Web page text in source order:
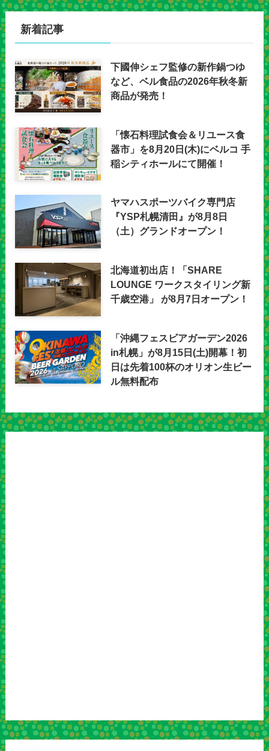
新着記事
下國伸シェフ監修の新作鍋つゆ
など、ベル食品の2026年秋冬新
商品が発売！
「懐石料理試食会＆リユース食
器市」を8月20日(木)にベルコ 手
稲シティホールにて開催！
ヤマハスポーツバイク専門店
『YSP札幌清田』が8月8日
（土）グランドオープン！
北海道初出店！「SHARE
LOUNGE ワークスタイリング新
千歳空港」 が8月7日オープン！
「沖縄フェスビアガーデン2026
in札幌」が8月15日(土)開幕！初
日は先着100杯のオリオン生ビー
ル無料配布